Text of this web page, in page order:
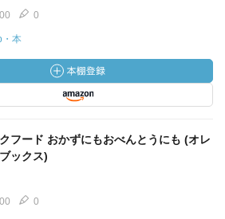
0
・本
フード おかずにもおべんとうにも (オレ
ックス)
0